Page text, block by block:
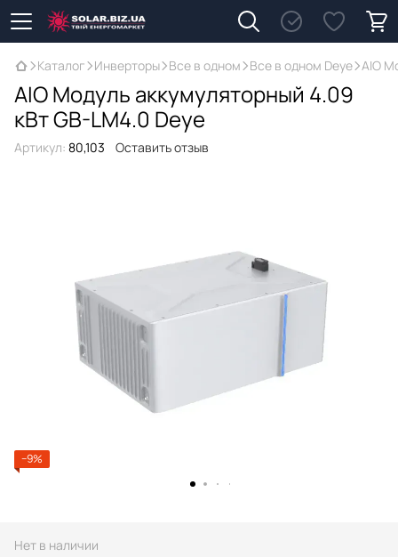
Каталог Инверторы Все в одном Все в одном Deye AIO
AIO Модуль аккумуляторный 4.09
кВт GB-LM4.0 Deye
Артикул: 80,103 Оставить отзыв
−9%
Нет в наличии